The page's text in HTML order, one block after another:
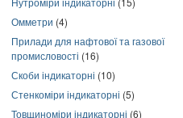
Омметри (4)
Прилади для нафтової та газової
промисловості (16)
Скоби індикаторні (10)
Стенкоміри індикаторні (5)
Товщиноміри індикаторні (6)